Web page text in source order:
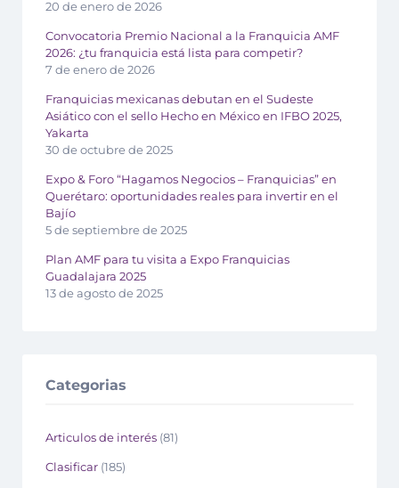
20 de enero de 2026
Convocatoria Premio Nacional a la Franquicia AMF
2026: ¿tu franquicia está lista para competir?
7 de enero de 2026
Franquicias mexicanas debutan en el Sudeste
Asiático con el sello Hecho en México en IFBO 2025,
Yakarta
30 de octubre de 2025
Expo & Foro “Hagamos Negocios – Franquicias” en
Querétaro: oportunidades reales para invertir en el
Bajío
5 de septiembre de 2025
Plan AMF para tu visita a Expo Franquicias
Guadalajara 2025
13 de agosto de 2025
Categorias
Articulos de interés (81)
Clasificar (185)